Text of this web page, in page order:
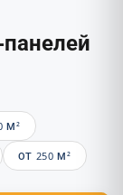
М²
ОТ 250 М²